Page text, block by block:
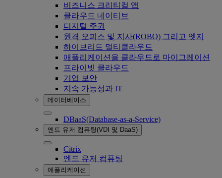
비즈니스 크리티컬 앱
클라우드 네이티브
디지털 주권
원격 오피스 및 지사(ROBO) 그리고 엣지
하이브리드 멀티클라우드
애플리케이션을 클라우드로 마이그레이션
프라이빗 클라우드
기업 보안
지속 가능성과 IT
데이터베이스
DBaaS(Database-as-a-Service)
엔드 유저 컴퓨팅(VDI 및 DaaS)
Citrix
엔드 유저 컴퓨팅
애플리케이션